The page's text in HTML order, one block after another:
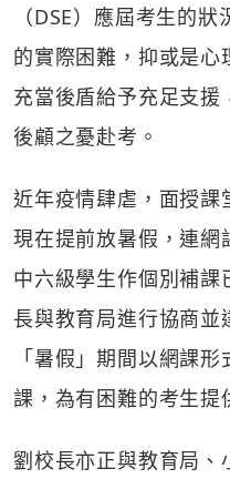
（DSE）應屆考生的
的實際困難，抑或是
充當後盾給予充足支
後顧之憂赴考。
近年疫情肆虐，面授課
現在提前放暑假，連網
中六級學生作個別補
長與教育局進行協商
「暑假」期間以網課
課，為有困難的考生提
劉校長亦正與教育局